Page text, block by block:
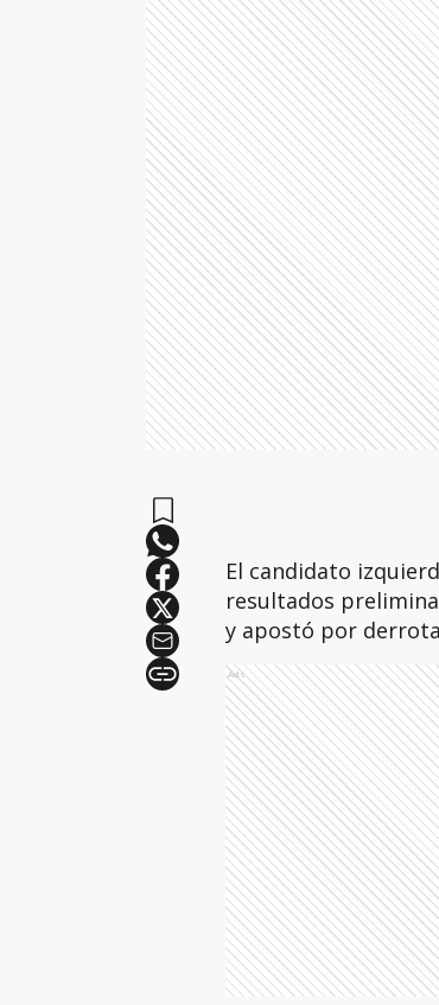
El candidato
resultados
y apostó por
Ads